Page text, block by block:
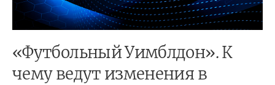
«Футбольный Уимблдон». К
чему ведут изменения в